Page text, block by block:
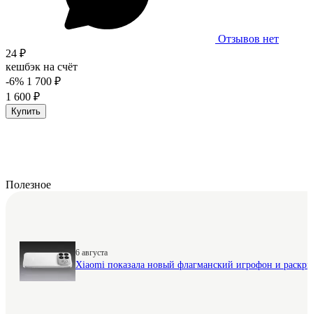
Отзывов нет
24 ₽
кешбэк на счёт
-6% 1 700 ₽
1 600 ₽
Купить
Полезное
6 августа
Xiaomi показала новый флагманский игрофон и